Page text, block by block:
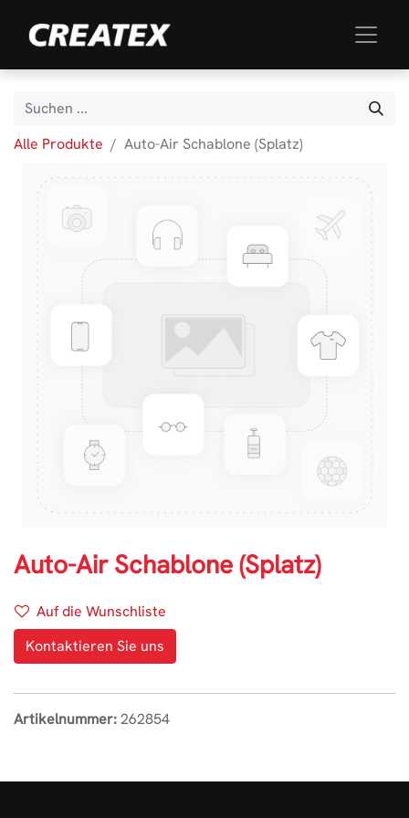
Alle Produkte Auto-Air Schablone (Splatz)
Auto-Air Schablone (Splatz)
Auf die Wunschliste
Kontaktieren Sie uns
Artikelnummer:262854